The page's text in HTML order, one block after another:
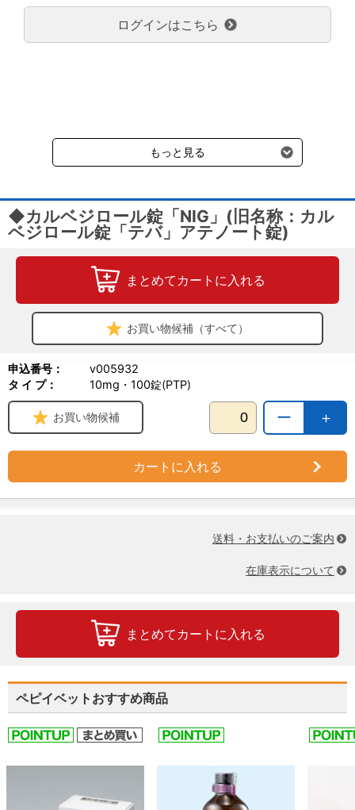
のみで新たな送料は発生しません。
大型商品送料が必要な商品をご注文の場合は、大型商品送料のみご
負担頂きます。
受けます。
ログインはこちら
もっと見る
◆カルベジロール錠「NIG」(旧名称：カル
ベジロール錠「テバ」アテノート錠)
まとめてカートに入れる
お買い物候補（すべて）
申込番号：
v005932
タ イ プ：
10mg・100錠(PTP)
＋
ー
お買い物候補
カートに入れる
送料・お支払いのご案内
在庫表示について
まとめてカートに入れる
ペピイベットおすすめ商品